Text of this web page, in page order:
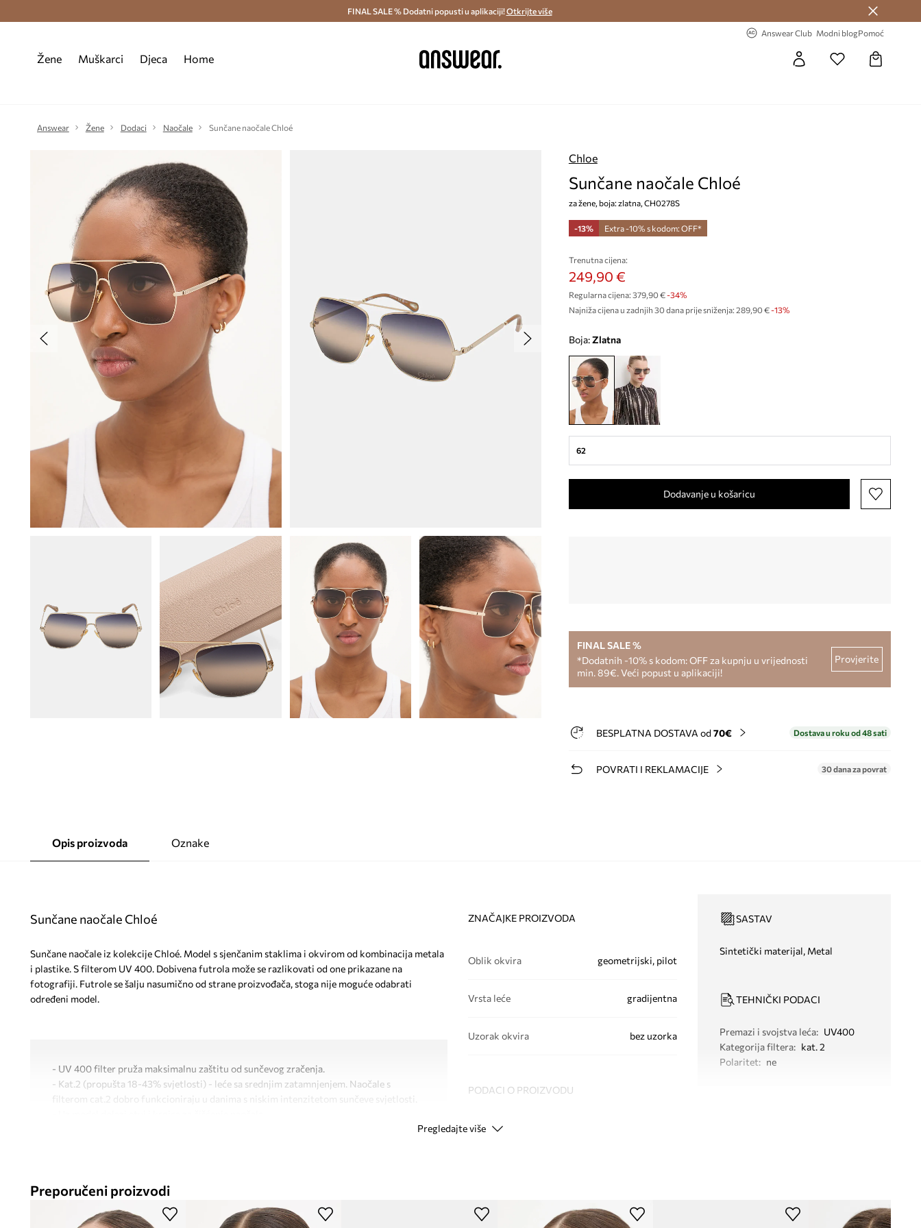
Besplatna dostava i povrat (od 70€) > Dostava u roku 48 sati >
FINAL SALE % Dodatni popusti u aplikaciji!Otkrijte više
Answear Club Modni blogPomoć
Žene Muškarci Djeca Home
Answear Žene Dodaci Naočale Sunčane naočale Chloé
Chloe
Sunčane naočale Chloé
za žene, boja: zlatna, CH0278S
-13% Extra -10% s kodom: OFF*
Trenutna cijena:
249,90 €
Regularna cijena: 379,90 €-34%
Najniža cijena u zadnjih 30 dana prije sniženja: 289,90 € -13%
Boja: zlatna
62
Dodavanje u košaricu
FINAL SALE %
*Dodatnih -10% s kodom: OFF za kupnju u vrijednosti
min. 89€. Veći popust u aplikaciji!
Provjerite
BESPLATNA DOSTAVA od 70€ Dostava u roku od 48 sati
POVRATI I REKLAMACIJE 30 dana za povrat
Opis proizvoda Oznake
Sunčane naočale Chloé
Sunčane naočale iz kolekcije Chloé. Model s sjenčanim staklima i okvirom od kombinacija metala
i plastike. S filterom UV 400. Dobivena futrola može se razlikovati od one prikazane na
fotografiji. Futrole se šalju nasumično od strane proizvođača, stoga nije moguće odabrati
određeni model.
- UV 400 filter pruža maksimalnu zaštitu od sunčevog zračenja.
- Kat.2 (propušta 18-43% svjetlosti) - leće sa srednjim zatamnjenjem. Naočale s
filterom cat.2 dobro funkcioniraju u danima s niskim intenzitetom sunčeve svjetlosti.
ZNAČAJKE PROIZVODA
Oblik okvira geometrijski, pilot
Vrsta leće gradijentna
Uzorak okvira bez uzorka
PODACI O PROIZVODU
Kod proizvođača
Boja
SASTAV
Sintetički materijal, Metal
TEHNIČKI PODACI
Premazi i svojstva leća: UV400
Kategorija filtera: kat. 2
Polaritet: ne
Pregledajte više
Preporučeni proizvodi